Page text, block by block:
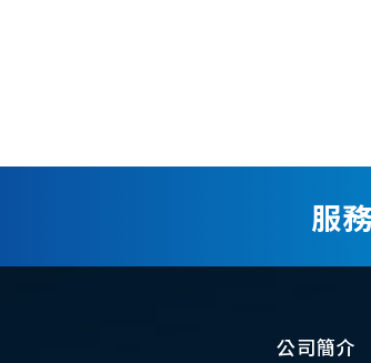
服
公司簡介